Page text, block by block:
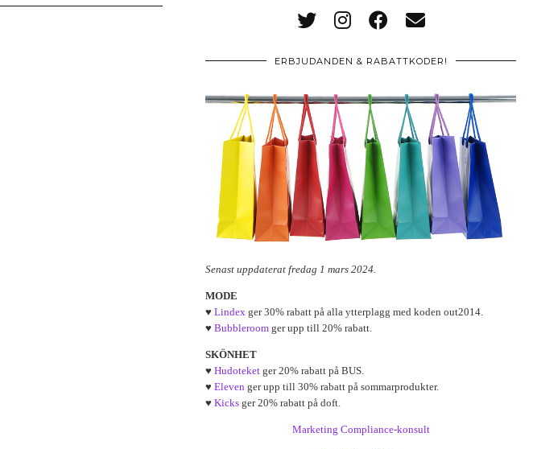
ERBJUDANDEN & RABATTKODER!
Senast uppdaterat fredag 1 mars 2024.
MODE
♥ Lindex ger 30% rabatt på alla ytterplagg med koden out2014.
♥ Bubbleroom ger upp till 20% rabatt.
SKÖNHET
♥ Hudoteket ger 20% rabatt på BUS.
♥ Eleven ger upp till 30% rabatt på sommarprodukter.
♥ Kicks ger 20% rabatt på doft.
Marketing Compliance-konsult